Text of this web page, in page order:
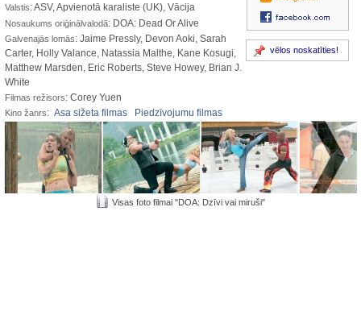
vēlos noskatīties!
Valstis: ASV, Apvienotā karaliste (UK), Vācija
Nosaukums oriģinālvalodā: DOA: Dead Or Alive
Galvenajās lomās: Jaime Pressly, Devon Aoki, Sarah
Carter, Holly Valance, Natassia Malthe, Kane Kosugi,
Matthew Marsden, Eric Roberts, Steve Howey, Brian J.
White
Filmas režisors: Corey Yuen
Kino žanrs: Asa sižeta filmas Piedzīvojumu filmas
Visas foto filmai "DOA: Dzīvi vai miruši"